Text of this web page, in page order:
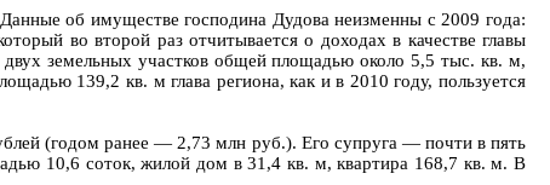
об имуществе господина Дудова неизменны с 2009 года:
во второй раз отчитывается о доходах в качестве главы
земельных участков общей площадью около 5,5 тыс. кв. м,
139,2 кв. м глава региона, как и в 2010 году, пользуется
(годом ранее — 2,73 млн руб.). Его супруга — почти в пять
10,6 соток, жилой дом в 31,4 кв. м, квартира 168,7 кв. м. В